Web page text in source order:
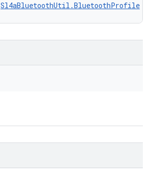
Sl4aBluetoothUtil.BluetoothProfile